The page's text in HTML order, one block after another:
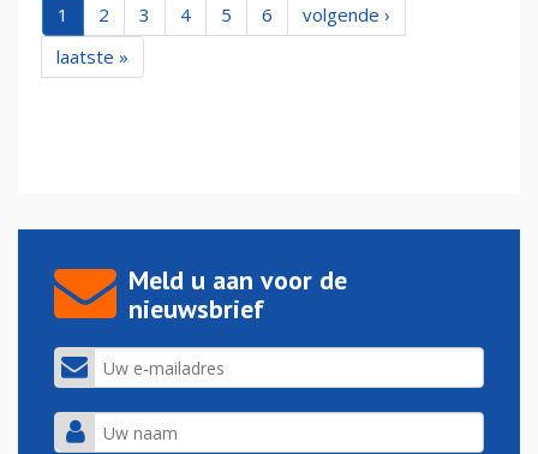
1 2 3 4 5 6
volgende ›
laatste »
Meld u aan voor de
nieuwsbrief